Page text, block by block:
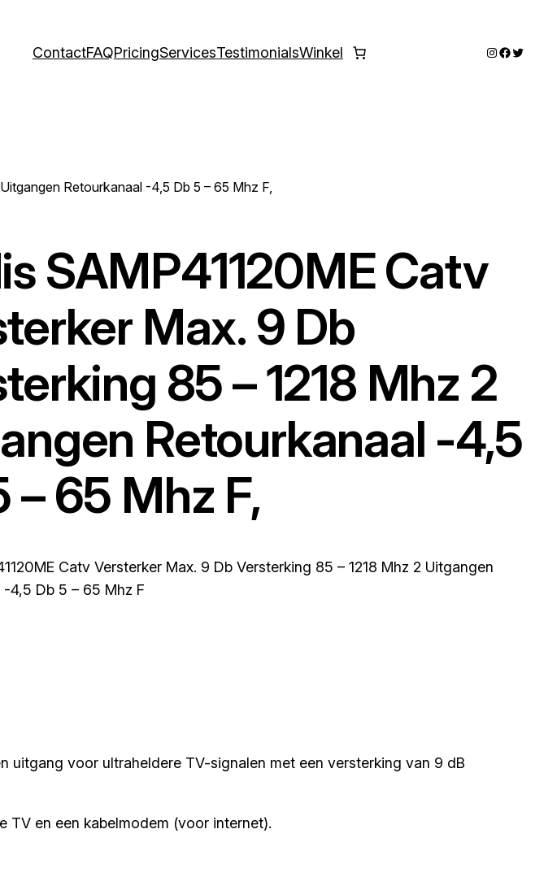
ContactFAQPricingServicesTestimonialsWinkel Instagram
Twitter
Retourkanaal -4,5 Db 5 – 65 Mhz F,
SAMP41120ME Catv
Max. 9 Db
85 – 1218 Mhz 2
Retourkanaal -4,5
– 65 Mhz F,
Catv Versterker Max. 9 Db Versterking 85 – 1218 Mhz 2 Uitgangen
-4,5 Db 5 – 65 Mhz F
uitgang voor ultraheldere TV-signalen met een versterking van 9 dB
en een kabelmodem (voor internet).